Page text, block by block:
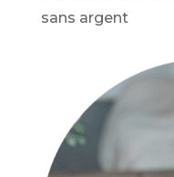
sans argent